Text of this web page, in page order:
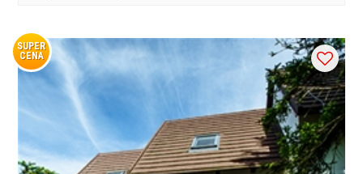
SUPER
CENA